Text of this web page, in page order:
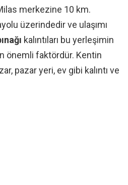
merkezine 10 km.
üzerindedir ve ulaşımı
kalıntıları bu yerleşimin
önemli faktördür. Kentin
pazar yeri, ev gibi kalıntı ve